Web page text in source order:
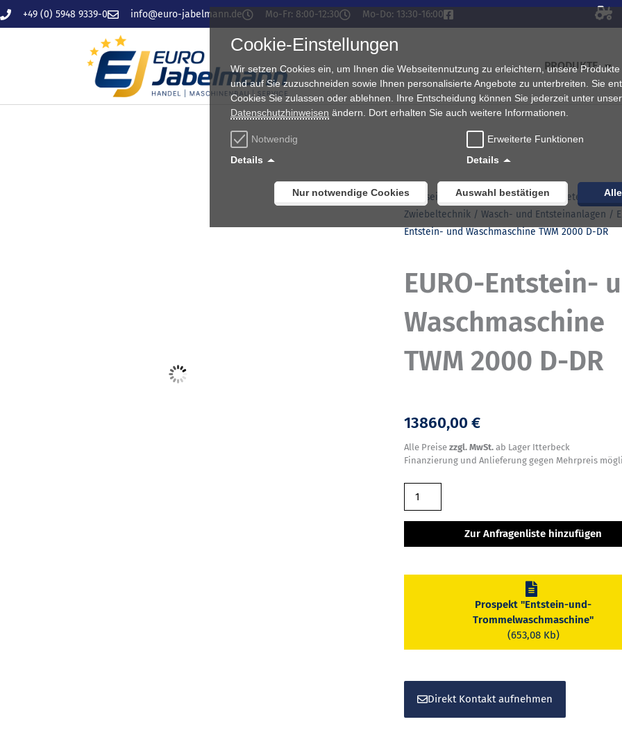
Zum
Inhalt
+49 (0) 5948 9339-0 info@euro-jabelmann.de Mo-Fr: 8:00-12:30 Mo-Do: 13:30-16:00
PRODUKTE
Startseite /Kartoffeltechnik/ Gemüsetechnik /
Zwiebeltechnik / Wasch- und Entsteinanlagen /
Entstein- und Waschmaschine TWM 2000 D-DR
EURO-Entstein-
Waschmaschine
TWM 2000 D-DR
13860,00 €
Alle Preise zzgl. MwSt. ab Lager Itterbeck
Finanzierung und Anlieferung gegen Mehrpreis
EURO-
Entstein-
Waschmaschine
Zur Anfragenliste hinzufügen
Prospekt "Entstein-und-
Trommelwaschmaschine"
(653,08 Kb)
Direkt Kontakt aufnehmen
Cookie-Einstellungen
Wir setzen Cookies ein, um Ihnen die Webseitennutzung zu erleichtern, unsere
und auf Sie zuzuschneiden sowie Ihnen personalisierte Angebote zu unterbreiten. Sie
Cookies Sie zulassen oder ablehnen. Ihre Entscheidung können Sie jederzeit unter
Datenschutzhinweisen ändern. Dort erhalten Sie auch weitere Informationen.
Notwendig
Details
Erweiterte Funktionen
Details
Nur notwendige Cookies Auswahl bestätigen